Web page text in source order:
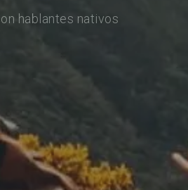
hablantes nativos